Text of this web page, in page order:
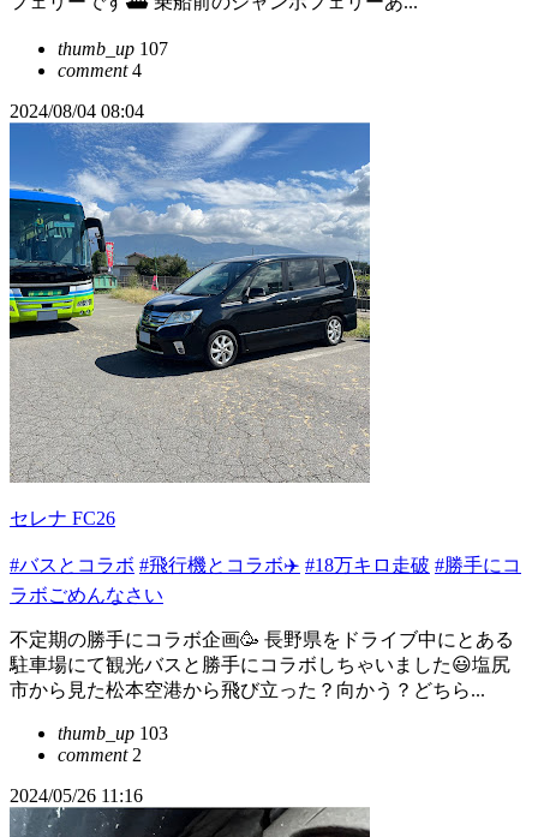
thumb_up 107
comment4
2024/08/04 08:04
セレナ FC26
#バスとコラボ #飛行機とコラボ✈️ #18万キロ走破 #勝手にコ
ラボごめんなさい
不定期の勝手にコラボ企画🥳 長野県をドライブ中にとある
駐車場にて観光バスと勝手にコラボしちゃいました😃塩尻
市から見た松本空港から飛び立った？向かう？どちら...
thumb_up 103
comment2
2024/05/26 11:16